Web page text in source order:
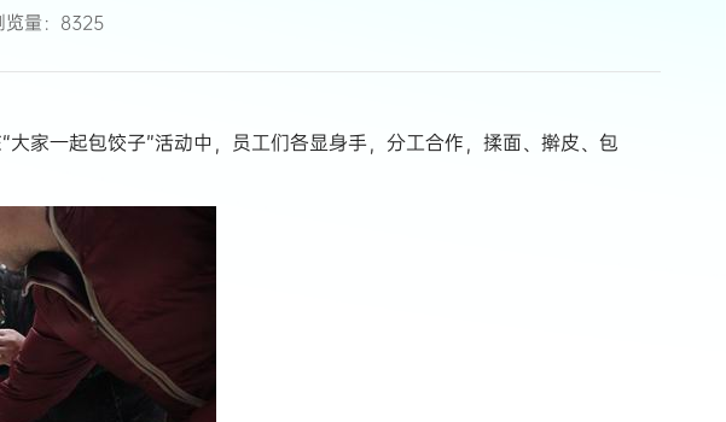
览量：8325
一起包饺子”活动中，员工们各显身手，分工合作，揉面、擀皮、包